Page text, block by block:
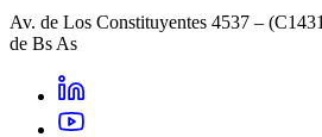
Av. de Los Constituyentes 4537 –
de Bs As